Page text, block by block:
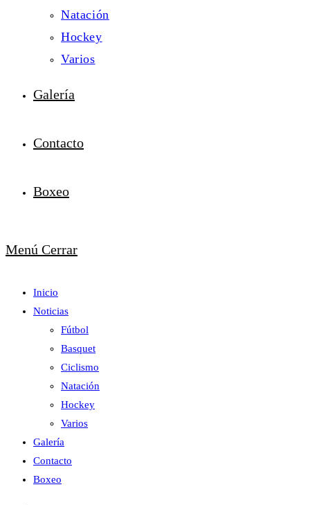
Natación
Hockey
Varios
Galería
Contacto
Boxeo
Menú Cerrar
Inicio
Noticias
Fútbol
Basquet
Ciclismo
Natación
Hockey
Varios
Galería
Contacto
Boxeo